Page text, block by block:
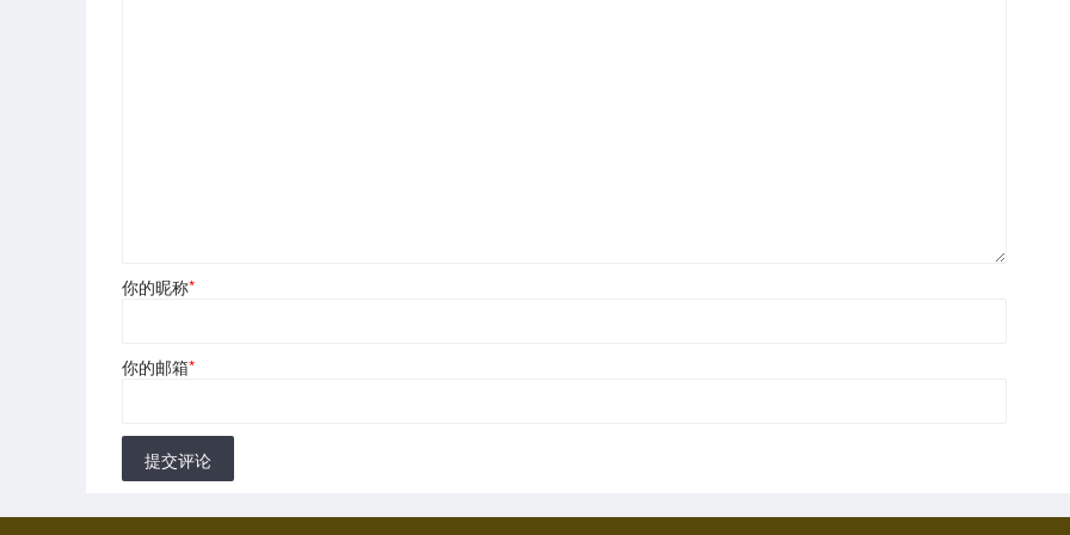
你的昵称*
你的邮箱*
提交评论